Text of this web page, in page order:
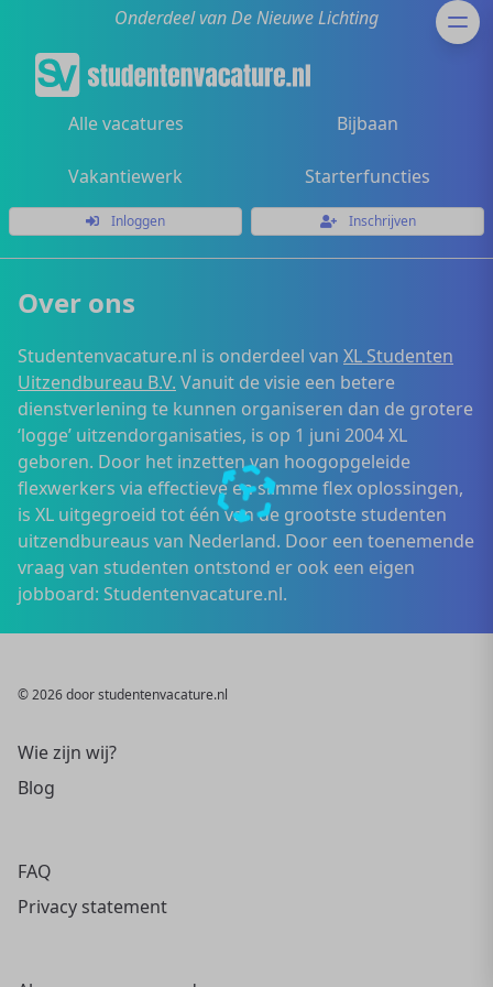
Onderdeel van De Nieuwe Lichting
Alle vacatures Bijbaan
Vakantiewerk Starterfuncties
Inloggen Inschrijven
Over ons
Studentenvacature.nl is onderdeel van XL Studenten
Uitzendbureau B.V. Vanuit de visie een betere
dienstverlening te kunnen organiseren dan de grotere
‘logge’ uitzendorganisaties, is op 1 juni 2004 XL
geboren. Door het inzetten van hoogopgeleide
flexwerkers via effectieve en slimme flex oplossingen,
is XL uitgegroeid tot één van de grootste studenten
uitzendbureaus van Nederland. Door een toenemende
vraag van studenten ontstond er ook een eigen
jobboard: Studentenvacature.nl.
© 2026 door studentenvacature.nl
Wie zijn wij?
Blog
FAQ
Privacy statement